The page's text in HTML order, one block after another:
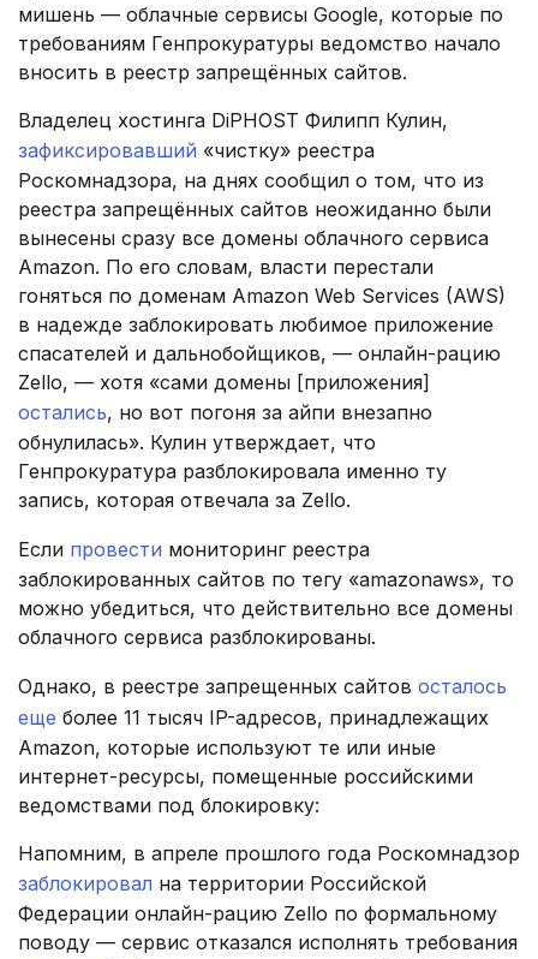
мишень — облачные сервисы Google, которые по
требованиям Генпрокуратуры ведомство начало
вносить в реестр запрещённых сайтов.
Владелец хостинга DiPHOST Филипп Кулин,
зафиксировавший «чистку» реестра
Роскомнадзора, на днях сообщил о том, что из
реестра запрещённых сайтов неожиданно были
вынесены сразу все домены облачного сервиса
Amazon. По его словам, власти перестали
гоняться по доменам Amazon Web Services (AWS)
в надежде заблокировать любимое приложение
спасателей и дальнобойщиков, — онлайн-рацию
Zello, — хотя «сами домены [приложения]
остались, но вот погоня за айпи внезапно
обнулилась». Кулин утверждает, что
Генпрокуратура разблокировала именно ту
запись, которая отвечала за Zello.
Если провести мониторинг реестра
заблокированных сайтов по тегу «amazonaws», то
можно убедиться, что действительно все домены
облачного сервиса разблокированы.
Однако, в реестре запрещенных сайтов осталось
еще более 11 тысяч IP-адресов, принадлежащих
Amazon, которые используют те или иные
интернет-ресурсы, помещенные российскими
ведомствами под блокировку:
Напомним, в апреле прошлого года Роскомнадзор
заблокировал на территории Российской
Федерации онлайн-рацию Zello по формальному
поводу — сервис отказался исполнять требования